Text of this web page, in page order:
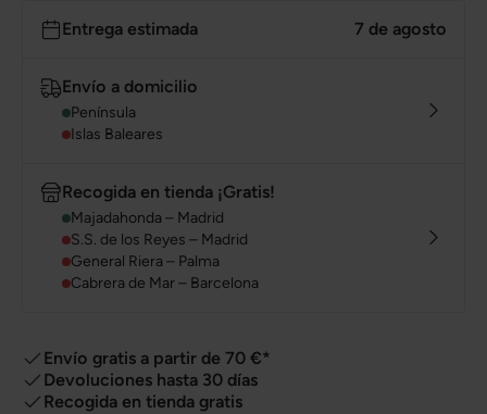
Entrega estimada 7 de agosto
Envío a domicilio
Península
Islas Baleares
Recogida en tienda ¡Gratis!
Majadahonda – Madrid
S.S. de los Reyes – Madrid
General Riera – Palma
Cabrera de Mar – Barcelona
Envío gratis a partir de 70 €*
Devoluciones hasta 30 días
Recogida en tienda gratis